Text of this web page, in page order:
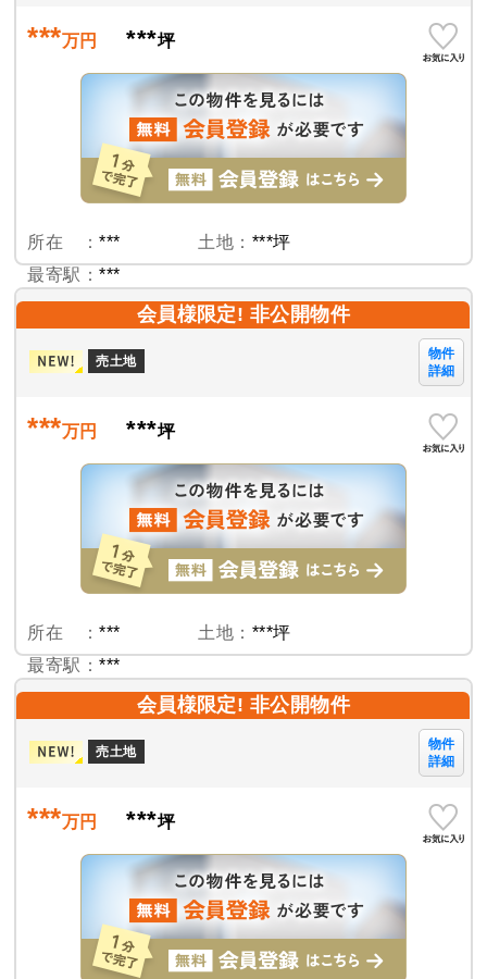
***万円 ***坪
所在 ：***
最寄駅：***
土地： ***坪
会員様限定! 非公開物件
売土地
物件
詳細
***万円 ***坪
所在 ：***
最寄駅：***
土地： ***坪
会員様限定! 非公開物件
売土地
物件
詳細
***万円 ***坪